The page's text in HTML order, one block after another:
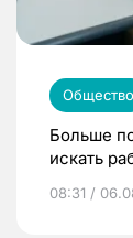
Общество
Больше
искать
08:31 /